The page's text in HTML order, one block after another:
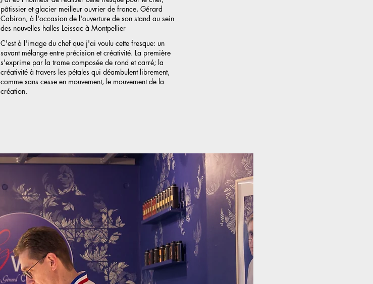
pâtissier et glacier meilleur ouvrier de france, Gérard
Cabiron, à l'occasion de l'ouverture de son stand au sein
des nouvelles halles Leissac à Montpellier
C'est à l'image du chef que j'ai voulu cette fresque: un
savant mélange entre précision et créativité. La première
s'exprime par la trame composée de rond et carré; la
créativité à travers les pétales qui déambulent librement,
comme sans cesse en mouvement, le mouvement de la
création.